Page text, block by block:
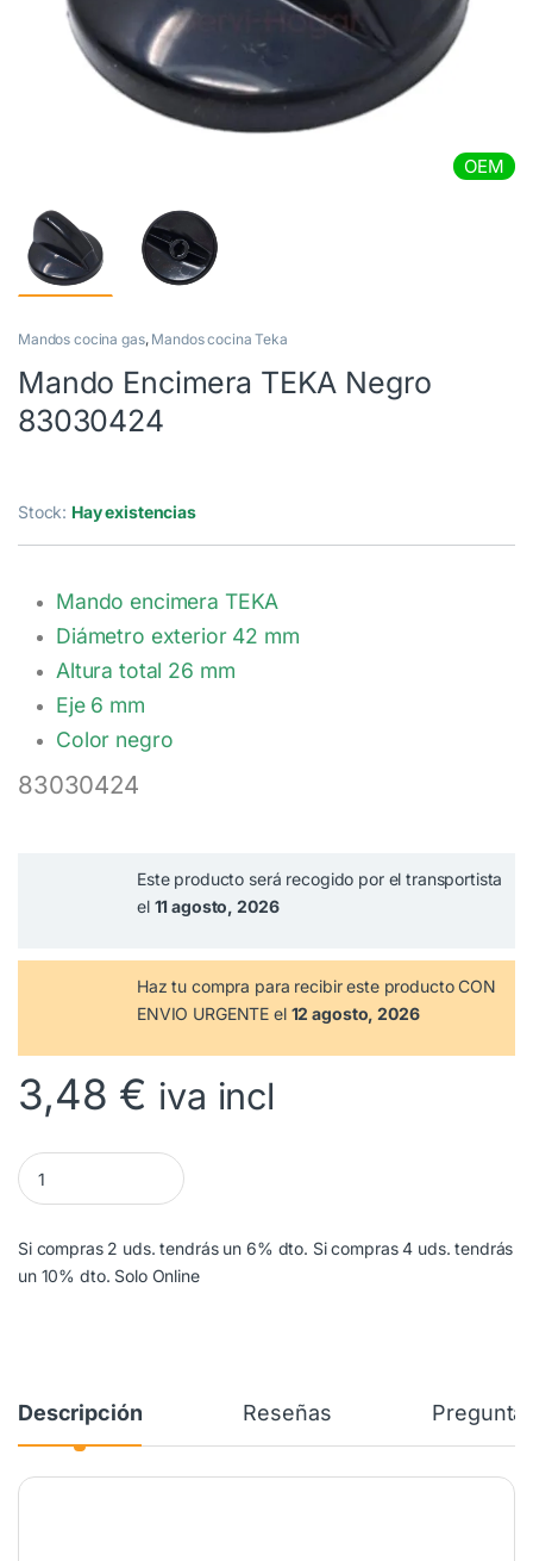
OEM
Mandos cocina gas, Mandos cocina Teka
Mando Encimera TEKA Negro
83030424
Stock: Hay existencias
Mando encimera TEKA
Diámetro exterior 42 mm
Altura total 26 mm
Eje 6 mm
Color negro
83030424
Este producto será recogido por el transportista
el 11 agosto, 2026
Haz tu compra para recibir este producto CON
ENVIO URGENTE el 12 agosto, 2026
3,48 € iva incl
Mando Encimera TEKA Negro 83030424 cantidad
Si compras 2 uds. tendrás un 6% dto. Si compras 4 uds. tendrás
un 10% dto. Solo Online
Descripción Reseñas